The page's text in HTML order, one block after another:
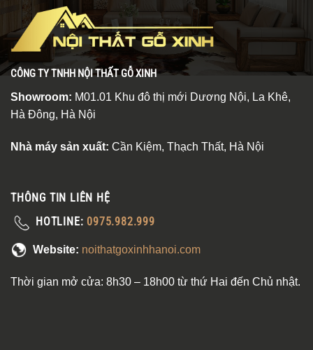
CÔNG TY TNHH NỘI THẤT GỖ XINH
Showroom: M01.01 Khu đô thị mới Dương Nội, La Khê,
Hà Đông, Hà Nội
Nhà máy sản xuất: Cần Kiệm, Thạch Thất, Hà Nội
THÔNG TIN LIÊN HỆ
HOTLINE: 0975.982.999
Website: noithatgoxinhhanoi.com
Thời gian mở cửa: 8h30 – 18h00 từ thứ Hai đến Chủ nhật.